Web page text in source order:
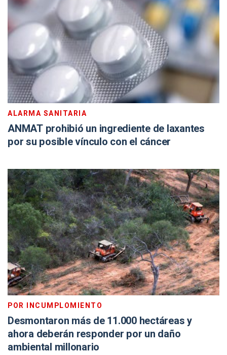
ALARMA SANITARIA
ANMAT prohibió un ingrediente de laxantes
por su posible vínculo con el cáncer
POR INCUMPLOMIENTO
Desmontaron más de 11.000 hectáreas y
ahora deberán responder por un daño
ambiental millonario